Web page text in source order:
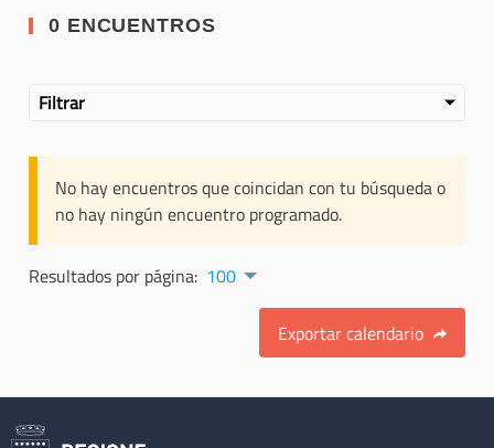
0 ENCUENTROS
Filtrar
No hay encuentros que coincidan con tu búsqueda o
no hay ningún encuentro programado.
Resultados por página: 100
Exportar calendario